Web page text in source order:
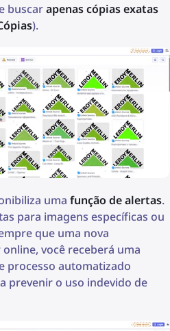
buscarapenas cópias exatas
).
uma função de alertas.
para imagens específicas ou
que uma nova
você receberá uma
processo automatizado
prevenir o uso indevido de